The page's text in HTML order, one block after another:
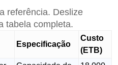
referência. Deslize
tabela completa.
Especificação
Custo
(ETB)